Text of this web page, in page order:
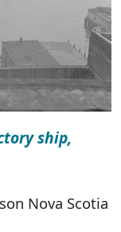
ship,
Nova Scotia